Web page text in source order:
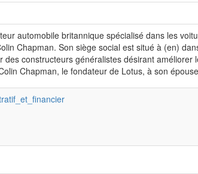
automobile britannique spécialisé dans les
Chapman. Son siège social est situé à (en)
des constructeurs généralistes désirant
Chapman, le fondateur de Lotus, à son